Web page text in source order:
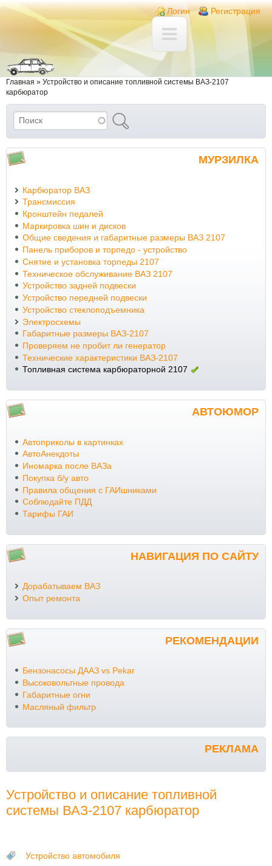
Перейти к основному содержанию
Skip to search
Login links
Логин Регистрация
Вы здесь
Главная » Устройство и описание топливной системы ВАЗ-2107
карбюратор
Форма поиска
Поиск
МУРЗИЛКА
Карбюратор ВАЗ
Трансмиссия
Кронштейн педалей
Маркировка шин и дисков
Общие сведения и габаритные размеры ВАЗ 2107
Панель приборов и торпедо - устройство
Снятие и установка торпеды 2107
Техническое обслуживание ВАЗ 2107
Устройство задней подвески
Устройство передней подвески
Устройство стеклоподъемника
Электросхемы
Габаритные размеры ВАЗ-2107
Проверяем не пробит ли генератор
Технические характеристики ВАЗ-2107
Топливная система карбюраторной 2107
АВТОЮМОР
Автоприколы в картинках
АвтоАнекдоты
Иномарка после ВАЗа
Покупка б/у авто
Правила общения с ГАИшниками
Соблюдайте ПДД
Тарифы ГАИ
НАВИГАЦИЯ ПО САЙТУ
Дорабатываем ВАЗ
Опыт ремонта
РЕКОМЕНДАЦИИ
Бензонасосы ДААЗ vs Pekar
Высоковольтные провода
Габаритные огни
Масляный фильтр
РЕКЛАМА
Устройство и описание топливной
системы ВАЗ-2107 карбюратор
Устройство автомобиля